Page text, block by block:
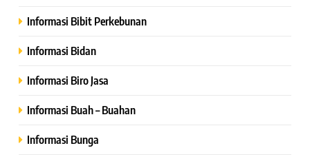
Informasi Bibit Perkebunan
Informasi Bidan
Informasi Biro Jasa
Informasi Buah – Buahan
Informasi Bunga